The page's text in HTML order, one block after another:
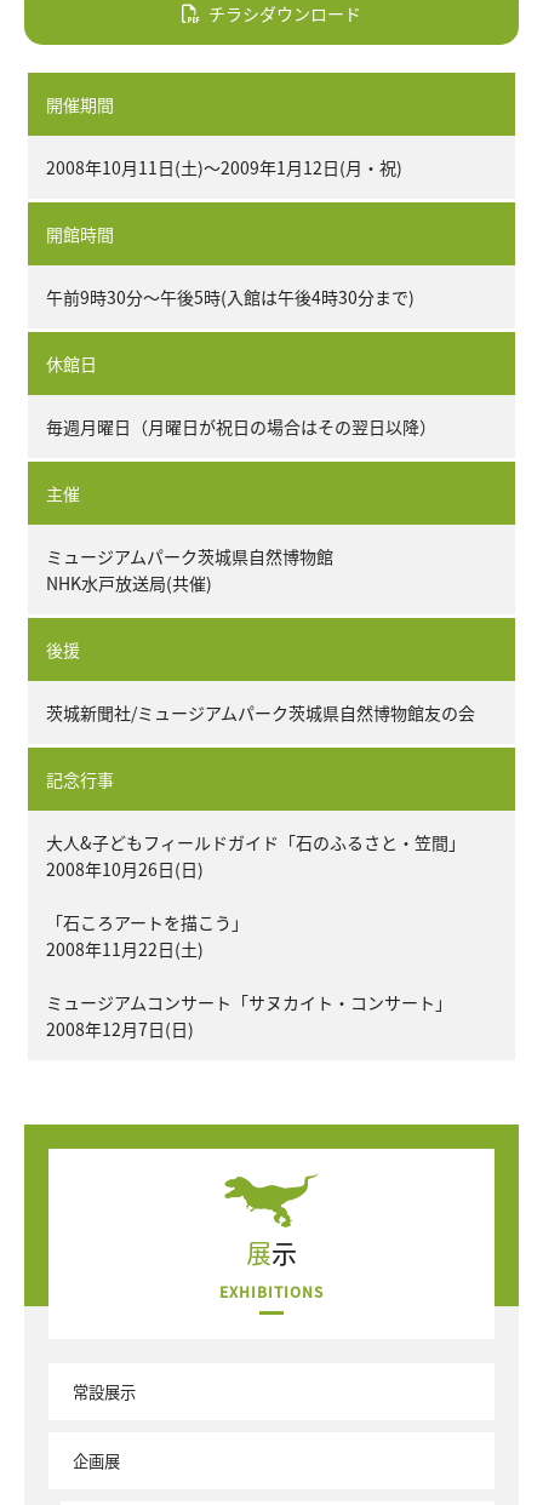
展示
EXHIBITIONS
常設展示
企画展
チラシダウンロード
開催期間
2008年10月11日(土)～2009年1月12日(月・祝)
開館時間
午前9時30分～午後5時(入館は午後4時30分まで)
休館日
毎週月曜日（月曜日が祝日の場合はその翌日以降）
主催
ミュージアムパーク茨城県自然博物館
NHK水戸放送局(共催)
後援
茨城新聞社/ミュージアムパーク茨城県自然博物館友の会
記念行事
大人&子どもフィールドガイド「石のふるさと・笠間」
2008年10月26日(日)
「石ころアートを描こう」
2008年11月22日(土)
ミュージアムコンサート「サヌカイト・コンサート」
2008年12月7日(日)